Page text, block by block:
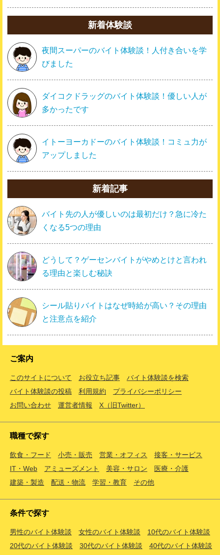
新着体験談
夜間スーパーのバイト体験談！人付き合いを学
びました
ダイコクドラッグのバイト体験談！優しい人が
多かったです
イトーヨーカドーのバイト体験談！コミュ力が
アップしました
新着記事
バイト先の人が優しいのは最初だけ？急に冷た
くなる5つの理由
どうして？ゲーセンバイトがやめとけと言われ
る理由と楽しむ秘訣
シール貼りバイトはなぜ時給が高い？その理由
と注意点を紹介
ご案内
このサイトについて お役立ち記事
バイト体験談を検索
バイト体験談の投稿
利用規約
プライバシーポリシー
お問い合わせ
運営者情報 X（旧Twitter）
職種で探す
飲食・フード 小売・販売 営業・オフィス
接客・サービス
IT・Web
アミューズメント 美容・サロン
医療・介護
建築・製造
配送・物流 学習・教育 その他
条件で探す
男性のバイト体験談 女性のバイト体験談
10代のバイト体験談
20代のバイト体験談
30代のバイト体験談 40代のバイト体験談